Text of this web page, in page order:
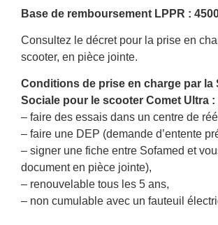
Base de remboursement LPPR :
Consultez le décret pour la prise en
scooter, en pièce jointe.
Conditions de prise en charge par la
Sociale pour le scooter Comet Ultra :
– faire des essais dans un centre de
– faire une DEP (demande d’entente
– signer une fiche entre Sofamed et
document en pièce jointe),
– renouvelable tous les 5 ans,
– non cumulable avec un fauteuil